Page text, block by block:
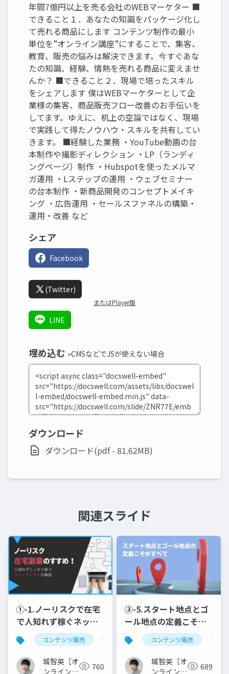
年間7億円以上を売る会社のWEBマーケター ■
できること１．あなたの知識をパッケージ化し
て売れる商品にします コンテンツ制作の最小
単位を”オンライン講座”にすることで、集客、
教育、販売の悩みは解決できます。今すぐあな
たの知識、経験、情熱を売れる商品に変えませ
んか？ ■できること２．現場で培ったスキル
をシェアします 僕はWEBマーケターとして企
業様の集客、商品販売フロー改善のお手伝いを
してます。ゆえに、机上の空論ではなく、現場
で実践して得たノウハウ・スキルを共有してい
きます。 ■経験した業務 ・YouTube動画の台
本制作や撮影ディレクション ・LP（ランディ
ングページ）制作 ・Hubspotを使ったメルマ
ガ運用 ・Lステップの運用 ・ウェブセミナー
の台本制作 ・新商品開発のコンセプトメイキ
ング ・広告運用 ・セールスファネルの構築・
運用・改善 など
シェア
Facebook
(Twitter)
またはPlayer版
LINE
埋め込む »CMSなどでJSが使えない場合
ダウンロード
ダウンロード(pdf - 81.62MB)
関連スライド
①-1.ノーリスクで在宅
で人知れず稼ぐネット
ビジネスの始め方@ノ
ーリスク在宅副業のす
すめ！人知れずこっそ
り稼ぐネットビジネス
コンテンツ販売 在宅ビジネス
城智英［オ
ンライン講
760
③-5.スタート地点とゴ
ール地点の定義こそが
すべて@受講生が満足
しファン化するオンラ
イン講座カリキュラム
の作り方！アウトライ
コンテンツ販売
城智英［オ
ンライン講
689